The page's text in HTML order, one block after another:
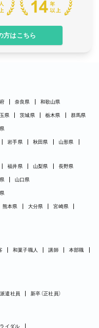
方はこちら
奈良県 和歌山県
県 茨城県 栃木県 群馬県
岩手県 秋田県
山形県
福井県 山梨県 長野県
山口県
熊本県 大分県
宮崎県
和菓子職人 講師
本部職
派遣社員 新卒（正社員）
イダル